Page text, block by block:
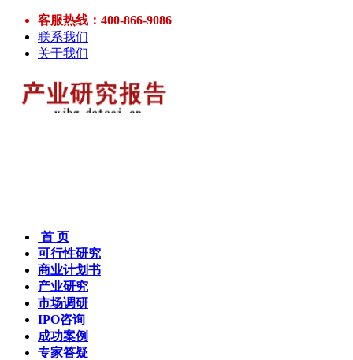
客服热线：400-866-9086
联系我们
关于我们
首 页
可行性研究
商业计划书
产业研究
市场调研
IPO咨询
成功案例
专家答疑